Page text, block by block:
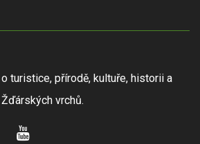
turistice, přírodě, kultuře, historii a
vrchů.